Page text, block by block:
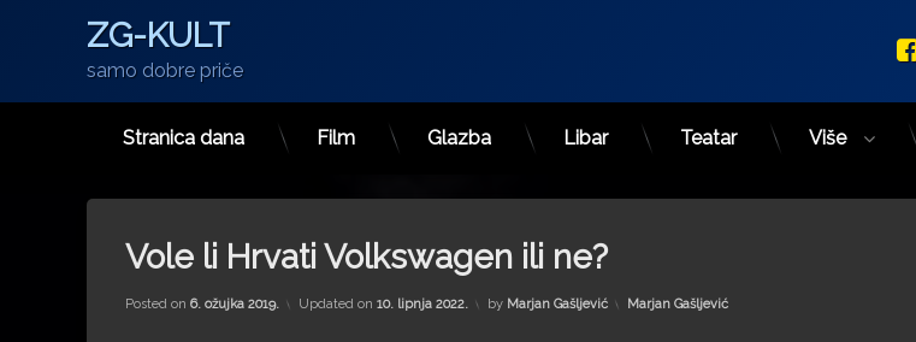
ZG-KULT
samo dobre priče
Stranica dana Film Glazba Libar Teatar Više
Vole li Hrvati Volkswagen ili ne?
Posted on 6. ožujka 2019. Updated on 10. lipnja 2022. by Marjan Gašljević Kategorije:
Marjan Gašljević